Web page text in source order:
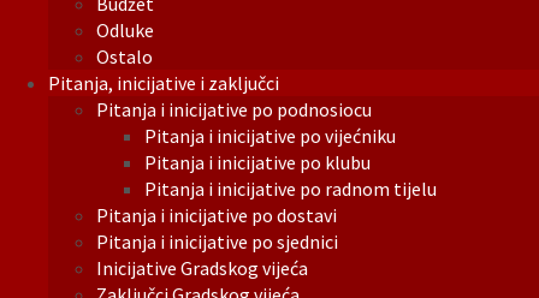
Odluke
Ostalo
Pitanja, inicijative i zaključci
Pitanja i inicijative po podnosiocu
Pitanja i inicijative po vijećniku
Pitanja i inicijative po klubu
Pitanja i inicijative po radnom tijelu
Pitanja i inicijative po dostavi
Pitanja i inicijative po sjednici
Inicijative Gradskog vijeća